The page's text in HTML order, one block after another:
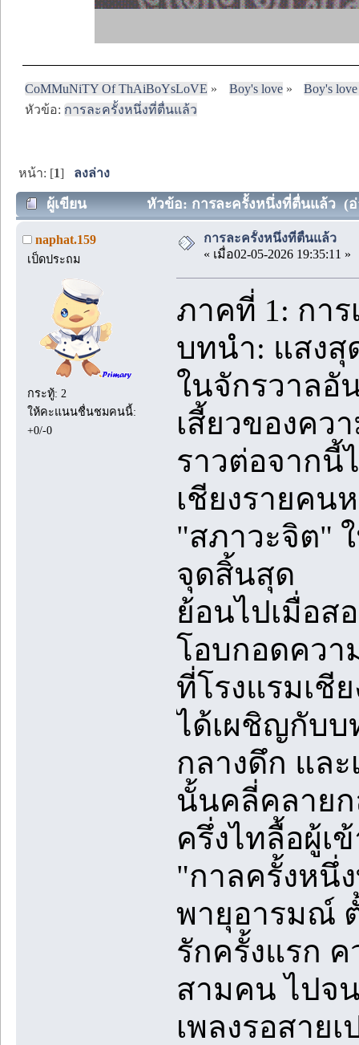
CoMMuNiTY Of ThAiBoYsLoVE » Boy's love»
Boy's
หัวข้อ: การละครั้งหนึ่งที่ตื่นแล้ว
หน้า: [1] ลงล่าง
ผู้เขียน หัวข้อ: การละครั้งหนึ่งที่ตื่นแล้ว (อ่
naphat.159
เป็ดประถม
กระทู้: 2
ให้คะแนนชื่นชมคนนี้:
+0/-0
การละครั้งหนึ่งที่ตื่นแล้ว
« เมื่อ02-05-2026 19:35:11 »
ภาคที่ 1: กา
บทนำ: แสง
ในจักรวาลอั
เสี้ยวของคว
ราวต่อจากนี้
เชียงรายคน
"สภาวะจิต"
จุดสิ้นสุด
ย้อนไปเมื่อส
โอบกอดควา
ที่โรงแรมเชี
ได้เผชิญกับบ
กลางดึก และ
นั้นคลี่คลาย
ครึ่งไทลื้อผู้เ
"กาลครั้งหนึ่
พายุอารมณ์
รักครั้งแรก
สามคน ไปจ
เพลงรอสาย